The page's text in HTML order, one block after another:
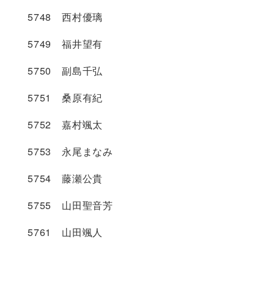
5748 西村優璃
5749 福井望有
5750 副島千弘
5751 桑原有紀
5752 嘉村颯太
5753 永尾まなみ
5754 藤瀬公貴
5755 山田聖音芳
5761 山田颯人